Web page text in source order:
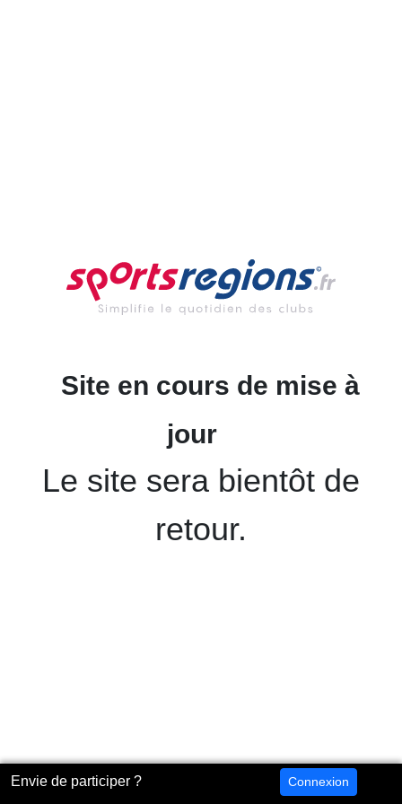
Envie de participer ? Connexion
Site en cours de mise à
jour
Le site sera bientôt de
retour.